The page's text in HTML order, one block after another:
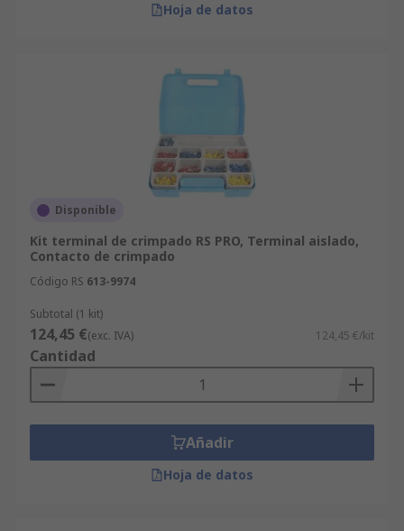
Hoja de datos
Disponible
Kit terminal de crimpado RS PRO, Terminal aislado,
Contacto de crimpado
Código RS 613-9974
Subtotal (1 kit)
124,45 €(exc. IVA) 124,45 €/kit
Cantidad
Añadir
Hoja de datos